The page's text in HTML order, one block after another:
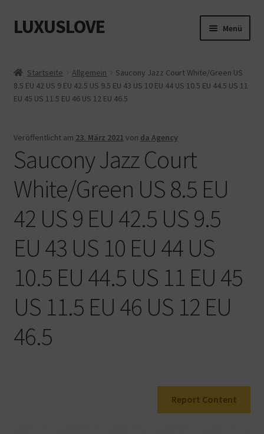
Zur
Navigation
Zum
Inhalt
LUXUSLOVE Menü
Cookie-Richtlinie (EU)
Impressum
Kasse
Mein Konto
Shop
Warenkorb
Startseite Allgemein
Saucony Jazz Court White/Green US
8.5 EU 42 US 9 EU 42.5 US 9.5 EU 43 US 10 EU 44 US 10.5 EU 44.5 US 11
EU 45 US 11.5 EU 46 US 12 EU 46.5
Veröffentlicht am 23. März 2021 von da Agency
Saucony Jazz Court
White/Green US 8.5 EU
42 US 9 EU 42.5 US 9.5
EU 43 US 10 EU 44 US
10.5 EU 44.5 US 11 EU 45
US 11.5 EU 46 US 12 EU
46.5
Report Content